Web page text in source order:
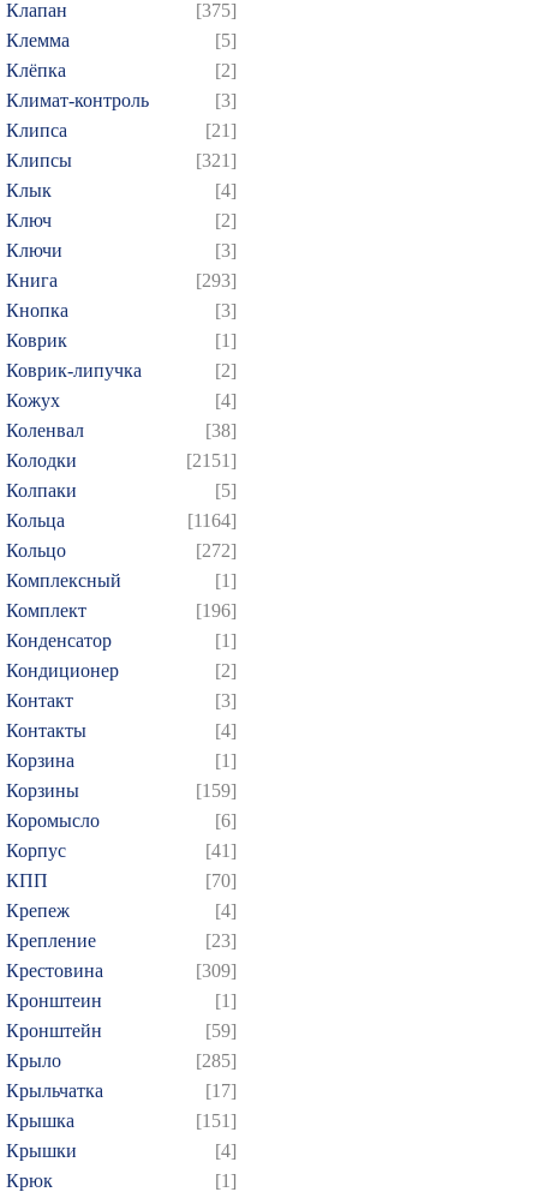
Клапан
[375]
Клемма
[5]
Клёпка
[2]
Климат-контроль
[3]
Клипса
[21]
Клипсы
[321]
Клык
[4]
Ключ
[2]
Ключи
[3]
Книга
[293]
Кнопка
[3]
Коврик
[1]
Коврик-липучка
[2]
Кожух
[4]
Коленвал
[38]
Колодки
[2151]
Колпаки
[5]
Кольца
[1164]
Кольцо
[272]
Комплексный
[1]
Комплект
[196]
Конденсатор
[1]
Кондиционер
[2]
Контакт
[3]
Контакты
[4]
Корзина
[1]
Корзины
[159]
Коромысло
[6]
Корпус
[41]
КПП
[70]
Крепеж
[4]
Крепление
[23]
Крестовина
[309]
Кронштеин
[1]
Кронштейн
[59]
Крыло
[285]
Крыльчатка
[17]
Крышка
[151]
Крышки
[4]
Крюк
[1]